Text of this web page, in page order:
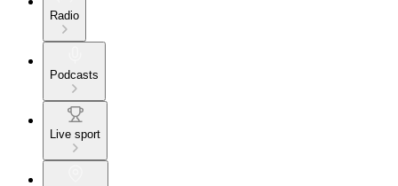
Radio
Podcasts
Live sport